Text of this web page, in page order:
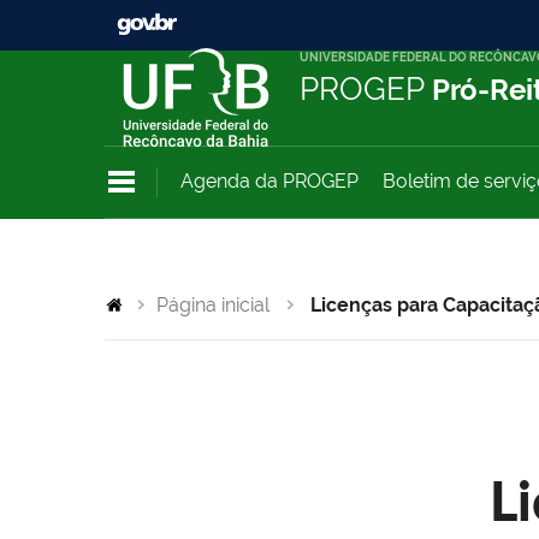
UNIVERSIDADE FEDERAL DO
PROGEP Pró-
Agenda da PROGEP Boletim de
Página inicial Licenças para